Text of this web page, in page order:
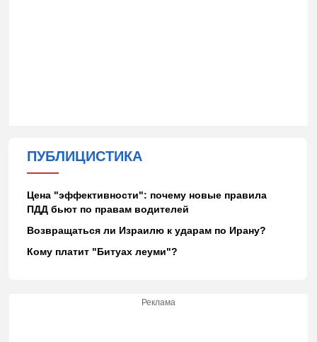
ПУБЛИЦИСТИКА
Цена "эффективности": почему новые правила
ПДД бьют по правам водителей
Возвращаться ли Израилю к ударам по Ирану?
Кому платит "Битуах леуми"?
Реклама